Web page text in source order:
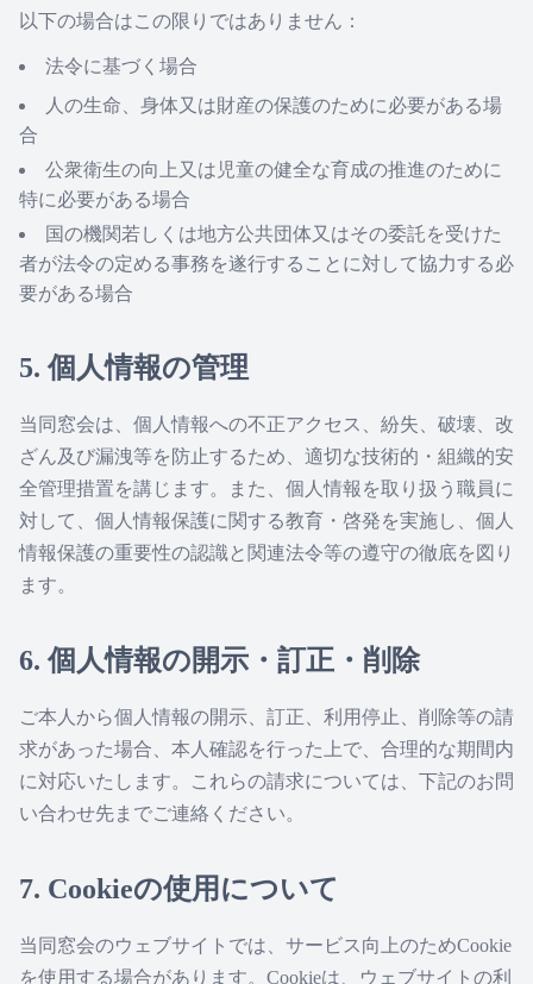
以下の場合はこの限りではありません：
法令に基づく場合
人の生命、身体又は財産の保護のために必要がある場
合
公衆衛生の向上又は児童の健全な育成の推進のために
特に必要がある場合
国の機関若しくは地方公共団体又はその委託を受けた
者が法令の定める事務を遂行することに対して協力する必
要がある場合
5. 個人情報の管理
当同窓会は、個人情報への不正アクセス、紛失、破壊、改
ざん及び漏洩等を防止するため、適切な技術的・組織的安
全管理措置を講じます。また、個人情報を取り扱う職員に
対して、個人情報保護に関する教育・啓発を実施し、個人
情報保護の重要性の認識と関連法令等の遵守の徹底を図り
ます。
6. 個人情報の開示・訂正・削除
ご本人から個人情報の開示、訂正、利用停止、削除等の請
求があった場合、本人確認を行った上で、合理的な期間内
に対応いたします。これらの請求については、下記のお問
い合わせ先までご連絡ください。
7. Cookieの使用について
当同窓会のウェブサイトでは、サービス向上のためCookie
を使用する場合があります。Cookieは、ウェブサイトの利